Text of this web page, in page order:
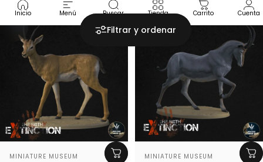
Inicio Menú Buscar Tienda Carrito Cuenta
Filtrar y ordenar
Proveedor:
MINIATURE MUSEUM Proveedor:
MINIATURE MUSEUM